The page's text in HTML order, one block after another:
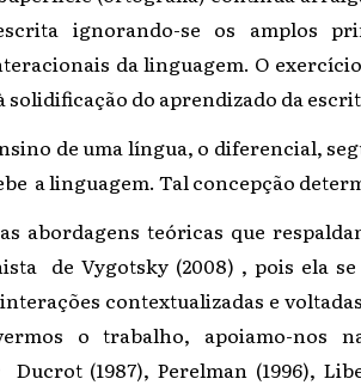
ignorando-se os amplos
da linguagem. O
solidificação do aprendizado da
de uma língua, o diferencial,
a linguagem. Tal concepção
abordagens teóricas que
de Vygotsky (2008) , pois ela
contextualizadas e
o trabalho, apoiamo-nos
(1987), Perelman (1996),